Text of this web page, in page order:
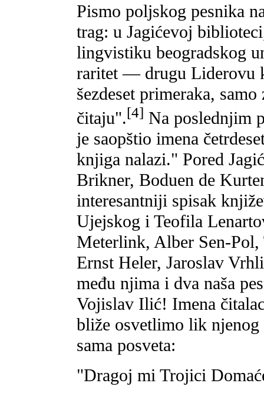
Pismo poljskog pesnika
trag: u Jagićevoj
lingvistiku beogradskog
raritet — drugu Liderovu
šezdeset primeraka,
čitaju".[4] Na poslednjim
je saopštio imena
knjiga nalazi." Pored
Brikner, Boduen de
interesantniji spisak
Ujejskog i Teofila
Meterlink, Alber Sen-Pol,
Ernst Heler, Jaroslav
među njima i dva naša
Vojislav Ilić! Imena
bliže osvetlimo lik njenog
sama posveta:
"Dragoj mi Trojici